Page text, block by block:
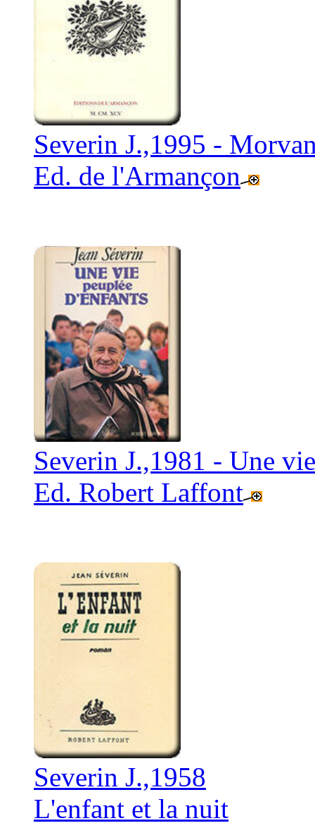
Severin J.,1995 -
Ed. de l'Armançon
Severin J.,1981 - Une
Ed. Robert Laffont
Severin J.,1958
L'enfant et la nuit